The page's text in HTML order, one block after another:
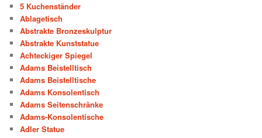
5 Kuchenständer
Ablagetisch
Abstrakte Bronzeskulptur
Abstrakte Kunststatue
Achteckiger Spiegel
Adams Beistelltisch
Adams Beistelltische
Adams Konsolentisch
Adams Seitenschränke
Adams-Konsolentische
Adler Statue